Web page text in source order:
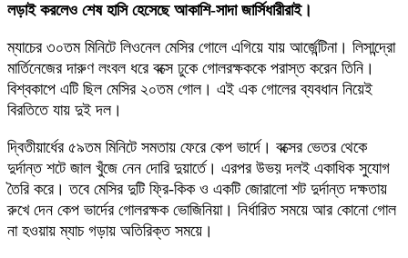
লড়াই করলেও শেষ হাসি হেসেছে আকাশি-সাদা জার্সিধারীরাই।
ম্যাচের ৩০তম মিনিটে লিওনেল মেসির গোলে এগিয়ে যায় আর্জেন্টিনা। লিসান্দ্রো
মার্তিনেজের দারুণ লংবল ধরে বক্সে ঢুকে গোলরক্ষককে পরাস্ত করেন তিনি।
বিশ্বকাপে এটি ছিল মেসির ২০তম গোল। এই এক গোলের ব্যবধান নিয়েই
বিরতিতে যায় দুই দল।
দ্বিতীয়ার্ধের ৫৯তম মিনিটে সমতায় ফেরে কেপ ভার্দে। বক্সের ভেতর থেকে
দুর্দান্ত শটে জাল খুঁজে নেন দোরি দুয়ার্তে। এরপর উভয় দলই একাধিক সুযোগ
তৈরি করে। তবে মেসির দুটি ফ্রি-কিক ও একটি জোরালো শট দুর্দান্ত দক্ষতায়
রুখে দেন কেপ ভার্দের গোলরক্ষক ভোজিনিয়া। নির্ধারিত সময়ে আর কোনো গোল
না হওয়ায় ম্যাচ গড়ায় অতিরিক্ত সময়ে।